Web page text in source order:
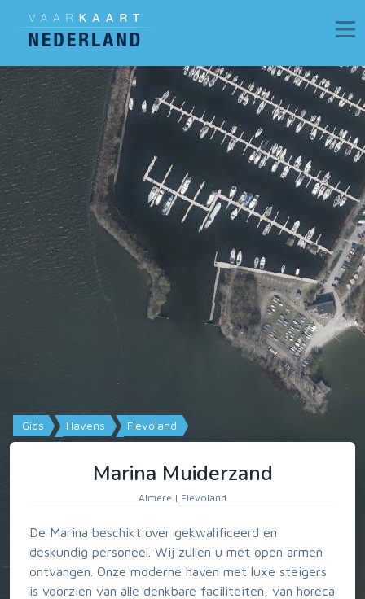
Gids Havens Flevoland
Marina Muiderzand
Almere | Flevoland
De Marina beschikt over gekwalificeerd en
deskundig personeel. Wij zullen u met open armen
ontvangen. Onze moderne haven met luxe steigers
is voorzien van alle denkbare faciliteiten, van horeca